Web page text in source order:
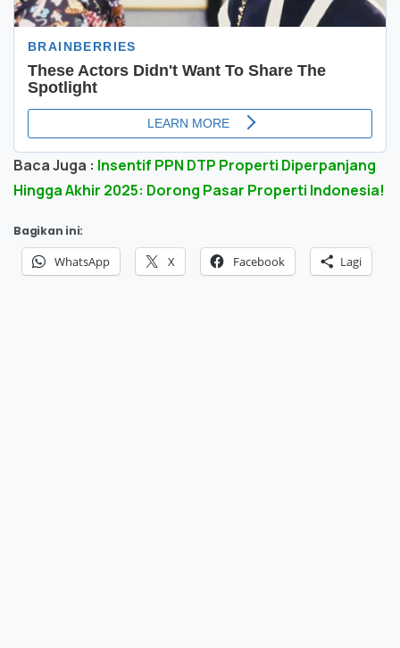
Baca Juga : Insentif PPN DTP Properti Diperpanjang
Hingga Akhir 2025: Dorong Pasar Properti Indonesia!
Bagikan ini:
WhatsApp X Facebook Lagi